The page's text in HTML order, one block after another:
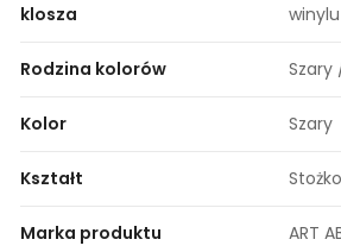
klosza
Rodzina kolorów Szary
Kolor Szary
Kształt
Marka produktu ART